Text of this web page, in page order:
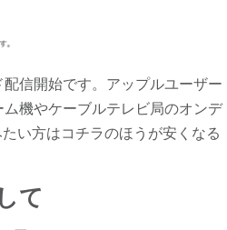
信開始です。アップルユーザー
機やケーブルテレビ局のオンデ
い方はコチラのほうが安くなる
て